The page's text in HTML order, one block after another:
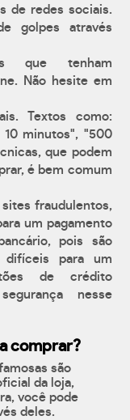
de redes sociais.
golpes através
que tenham
Não hesite em
Textos como:
minutos", "500
que podem
é bem comum
fraudulentos,
um pagamento
pois são
difíceis para um
de crédito
nesse
comprar?
são
da loja,
você pode
deles.